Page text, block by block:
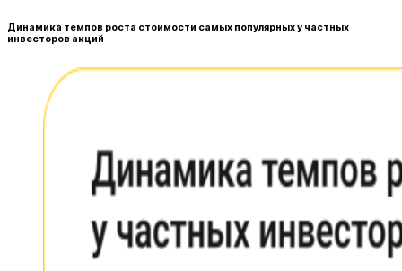
Динамика темпов роста стоимости самых популярных у частных
инвесторов акций